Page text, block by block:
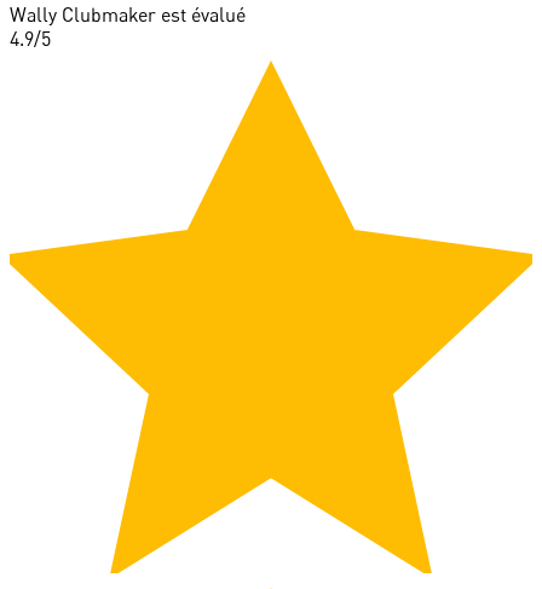
Wally Clubmaker est évalué
4.9/5